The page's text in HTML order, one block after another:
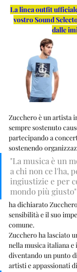
La linea outfit
vostro Sound
dalle
Zucchero è un artista
sempre sostenuto
partecipando a
sostenendo
"La musica è un
a chi non ce l'ha,
ingiustizie e per
mondo più giusto"
ha dichiarato
sensibilità e il suo
comune.
Zucchero ha lasciato
nella musica italiana
diventando un punto
artisti e appassionati